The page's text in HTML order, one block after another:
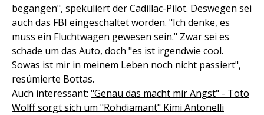
begangen", spekuliert der Cadillac-Pilot. Deswegen sei
auch das FBI eingeschaltet worden. "Ich denke, es
muss ein Fluchtwagen gewesen sein." Zwar sei es
schade um das Auto, doch "es ist irgendwie cool.
Sowas ist mir in meinem Leben noch nicht passiert",
resümierte Bottas.
Auch interessant: "Genau das macht mir Angst" - Toto
Wolff sorgt sich um "Rohdiamant" Kimi Antonelli